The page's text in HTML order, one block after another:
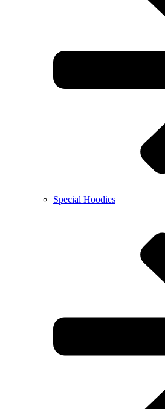
Special Hoodies